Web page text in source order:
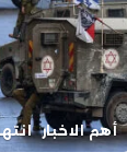
أهم الاخبار